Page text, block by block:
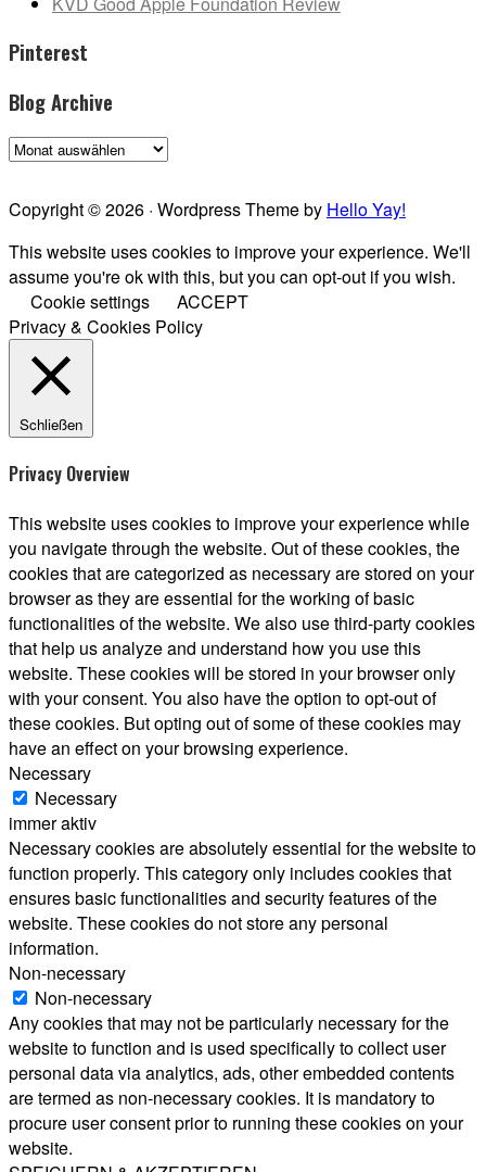
Pinterest
Blog Archive
Blog
Copyright © 2026 · Wordpress Theme by Hello Yay!
This website uses cookies to improve your experience. We'll
assume you're ok with this, but you can opt-out if you wish.
Cookie settings
ACCEPT
Privacy & Cookies Policy
Schließen
Privacy Overview
This website uses cookies to improve your experience while
you navigate through the website. Out of these cookies, the
cookies that are categorized as necessary are stored on your
browser as they are essential for the working of basic
functionalities of the website. We also use third-party cookies
that help us analyze and understand how you use this
website. These cookies will be stored in your browser only
with your consent. You also have the option to opt-out of
these cookies. But opting out of some of these cookies may
have an effect on your browsing experience.
Necessary
Necessary
immer aktiv
Necessary cookies are absolutely essential for the website to
function properly. This category only includes cookies that
ensures basic functionalities and security features of the
website. These cookies do not store any personal
information.
Non-necessary
Non-necessary
Any cookies that may not be particularly necessary for the
website to function and is used specifically to collect user
personal data via analytics, ads, other embedded contents
are termed as non-necessary cookies. It is mandatory to
procure user consent prior to running these cookies on your
website.